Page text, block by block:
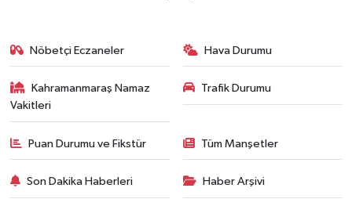
Nöbetçi Eczaneler Hava Durumu
Kahramanmaraş Namaz
Vakitleri
Trafik Durumu
Puan Durumu ve Fikstür Tüm Manşetler
Son Dakika Haberleri Haber Arşivi